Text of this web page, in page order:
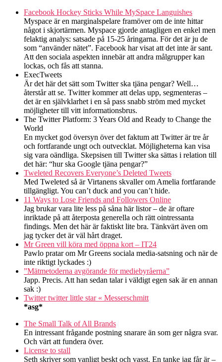
Facebook Hockey Sticks While MySpace Languishes
Myspace är en marginalspelare framöver om de inte hittar
något i skjortärmen. Myspace gjorde antagligen en enkel men
felaktig analys: satsade på 15-25 åringarna. För det är ju de
som “använder nätet”. Facebook har visat att det inte är sant.
Att den sociala aspekten innebär att andra målgrupper kan
lockas, och fås att stanna.
ExecTweets
Är det här det sätt som Twitter ska tjäna pengar? Well…
återstår att se. Twitter kommer att delas upp, segmenteras –
det är en självklarhet i en så pass snabb ström med mycket
möjligheter till vitt informationsbrus.
The Twitter Platform: 3 Years Old and Ready to Change the
World
En mycket god översyn över det faktum att Twitter är tre år
och fortfarande ungt och outvecklat. Möjligheterna kan visa
sig vara oändliga. Skepsisen till Twitter ska sättas i relation till
det här: “hur ska Google tjäna pengar?”
Tweleted Recovers Everyone’s Deleted Tweets
Med Tweleted så är Virtanens skvaller om Amelia fortfarande
tillgängligt. You can’t duck and you can’t hide.
11 Ways to Lose Friends and Followers Online
Jag brukar vara lite less på såna här listor – de är oftare
inriktade på att återposta generella och rätt ointressanta
findings. Men det här är faktiskt lite bra. Tänkvärt även om
jag tycker det är väl hårt draget.
Mr Green vill köra med öppna kort – IT24
Pawlo pratar om Mr Greens sociala media-satsning och när de
inte riktigt lyckades :)
”Mätmetoderna avgörande för mediebyråerna”
Japp. Precis. Att han sedan talar i väldigt egen sak är en annan
sak :)
Twitter twitter little star « Messerschmitt
*asg*
The Small Talk of All Brands
En intressant frågande postning snarare än som ger några svar.
Och värt att fundera över.
License to stall
Seth skriver som vanligt beskt och vasst. En tanke jag får är –